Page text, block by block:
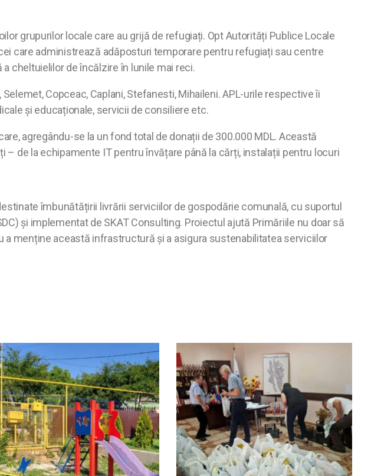
grupurilor locale care au grijă de refugiați. Opt Autorități Publice Locale
care administrează adăposturi temporare pentru refugiați sau centre
cheltuielilor de încălzire în lunile mai reci.
Copceac, Caplani, Stefanesti, Mihaileni. APL-urile respective îi
și educaționale, servicii de consiliere etc.
agregându-se la un fond total de donații de 300.000 MDL. Această
de la echipamente IT pentru învățare până la cărți, instalații pentru locuri
îmbunătățirii livrării serviciilor de gospodărie comunală, cu suportul
și implementat de SKAT Consulting. Proiectul ajută Primăriile nu doar să
menține această infrastructură și a asigura sustenabilitatea serviciilor